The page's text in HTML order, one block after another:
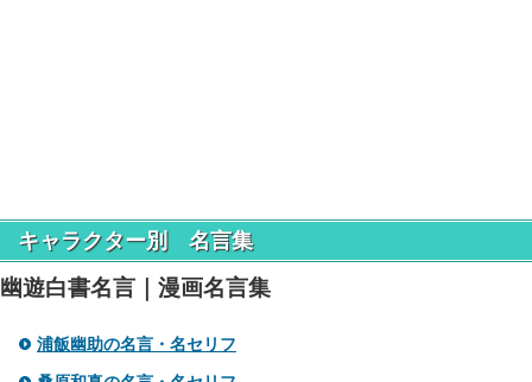
キャラクター別 名言集
幽遊白書名言｜漫画名言集
浦飯幽助の名言・名セリフ